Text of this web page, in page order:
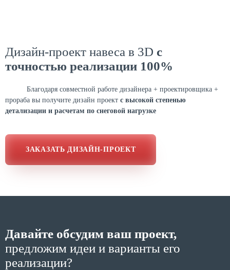
Дизайн-проект навеса в 3D с
точностью реализации 100%
Благодаря совместной работе дизайнера + проектировщика +
прораба вы получите дизайн проект с высокой степенью
детализации и расчетам по снеговой нагрузке
ЗАКАЗАТЬ ДИЗАЙН-ПРОЕКТ
Давайте обсудим ваш проект,
предложим идеи и варианты его
реализации?